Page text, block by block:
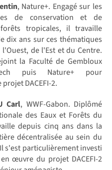
, Nature+. Engagé sur les
de conservation et de
tropicales, il travaille
dix ans sur ces thématiques
de l'Est et du Centre.
la Faculté de Gembloux
puis Nature+ pour
DACEFI-2.
Carl, WWF-Gabon. Diplômé
des Eaux et Forêts du
depuis cinq ans dans la
décentralisée au sein du
s'est particulièrement investi
œuvre du projet DACEFI-2